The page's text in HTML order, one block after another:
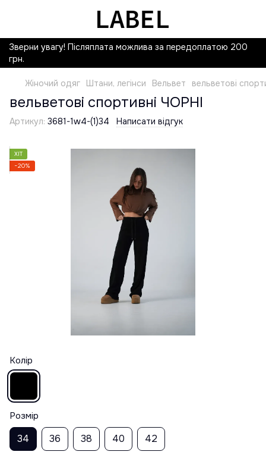
Зверни увагу! Післяплата можлива за передоплатою 200
грн.
Жіночий одяг Штани, легінси Вельвет вельветові
вельветові спортивні ЧОРНІ
Артикул: 3681-1w4-(1)34 Написати відгук
ХІТ
−20%
Колір
Розмір
34 36 38 40 42